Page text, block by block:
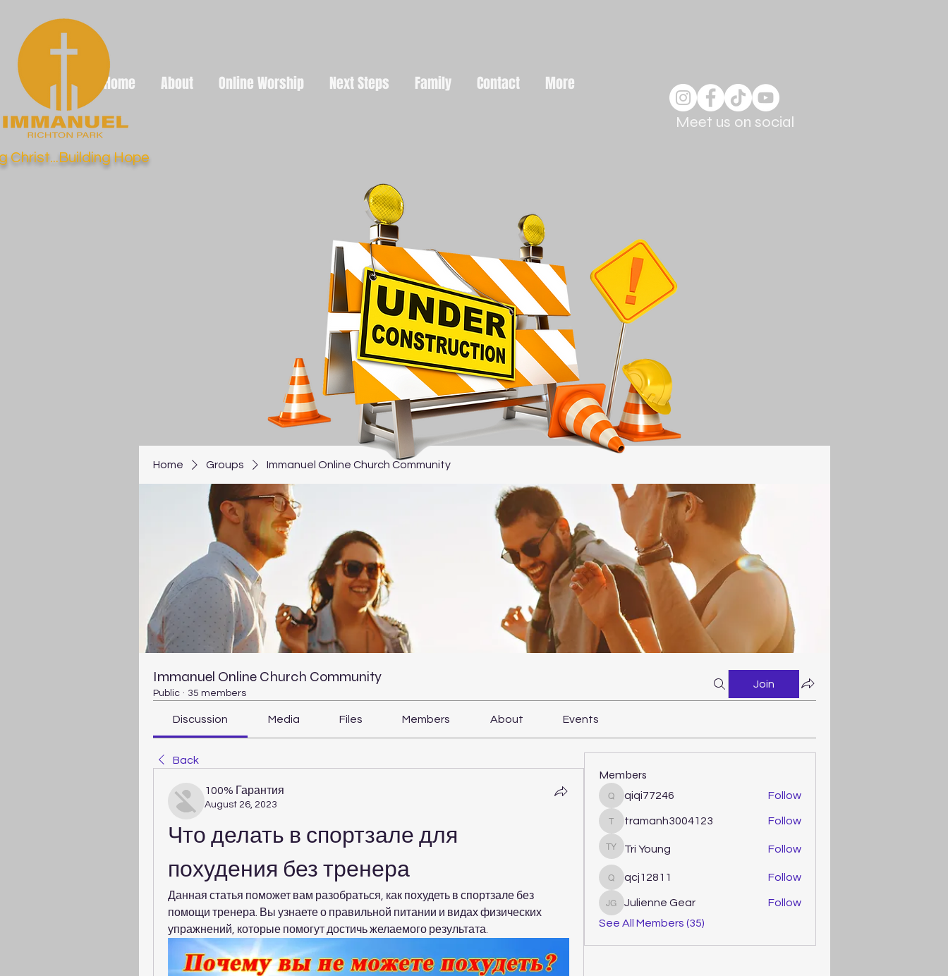
Christ...Building Hope
Home About Online Worship Next Steps Family Contact More
Meet us on social
Home Groups Immanuel Online Church Community
Immanuel Online Church Community
Public · 35 members
Join
Discussion Media Files Members About Events
Back
100% Гарантия
August 26, 2023
Что делать в спортзале для
похудения без тренера
Данная статья поможет вам разобраться, как похудеть в спортзале без
помощи тренера. Вы узнаете о правильной питании и видах физических
упражнений, которые помогут достичь желаемого результата.
Members
qiqi77246
qiqi77246 Follow
tramanh3004123
tramanh3004123 Follow
Tri Young
Tri Young Follow
qcj12811
qcj12811 Follow
Julienne Gear
Julienne Gear
Follow
See All Members (35)